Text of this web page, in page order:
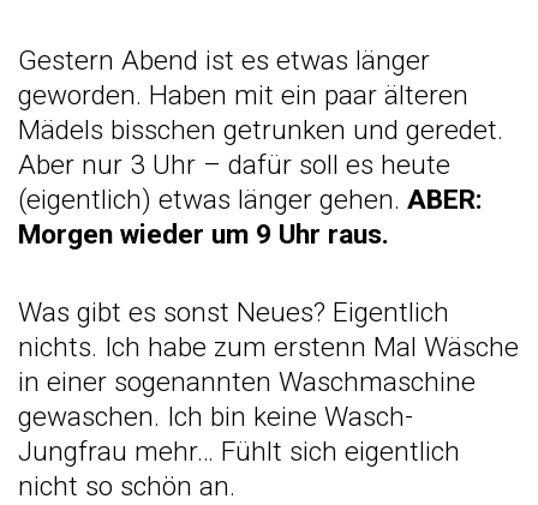
Gestern Abend ist es etwas länger
geworden. Haben mit ein paar älteren
Mädels bisschen getrunken und geredet.
Aber nur 3 Uhr – dafür soll es heute
(eigentlich) etwas länger gehen. ABER:
Morgen wieder um 9 Uhr raus.
Was gibt es sonst Neues? Eigentlich
nichts. Ich habe zum erstenn Mal Wäsche
in einer sogenannten Waschmaschine
gewaschen. Ich bin keine Wasch-
Jungfrau mehr… Fühlt sich eigentlich
nicht so schön an.